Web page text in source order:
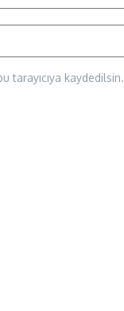
tarayıcıya kaydedilsin.